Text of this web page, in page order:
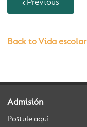
Previous
Back to Vida escolar
Admisión
Postule aquí